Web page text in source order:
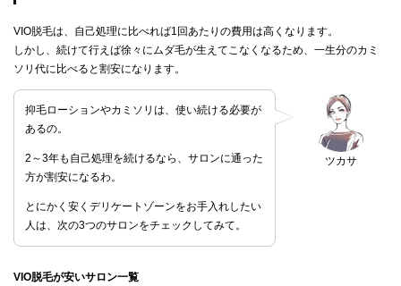
VIO脱毛は、自己処理に比べれば1回あたりの費用は高くなります。
しかし、続けて行えば徐々にムダ毛が生えてこなくなるため、一生分のカミ
ソリ代に比べると割安になります。
ツカサ
抑毛ローションやカミソリは、使い続ける必要が
あるの。
2～3年も自己処理を続けるなら、サロンに通った
方が割安になるわ。
とにかく安くデリケートゾーンをお手入れしたい
人は、次の3つのサロンをチェックしてみて。
VIO脱毛が安いサロン一覧